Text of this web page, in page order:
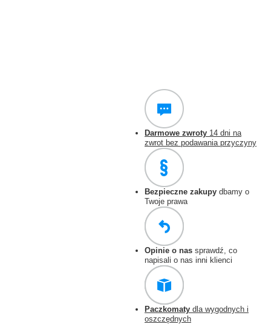
Darmowe zwroty 14 dni na
zwrot bez podawania przyczyny
Bezpieczne zakupy dbamy o
Twoje prawa
Opinie o nas sprawdź, co
napisali o nas inni klienci
Paczkomaty dla wygodnych i
oszczędnych